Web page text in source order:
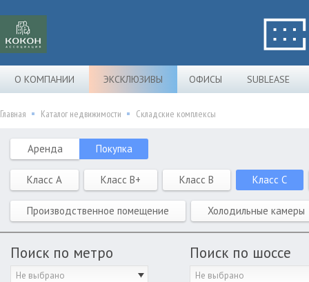
О КОМПАНИИ ЭКСКЛЮЗИВЫ ОФИСЫ SUBLEASE
Главная Каталог недвижимости Складские комплексы
Аренда Покупка
Класс A Класс B+ Класс B Класс C
Производственное помещение Холодильные камеры
Поиск по метро
Не выбрано
Поиск по шоссе
Не выбрано